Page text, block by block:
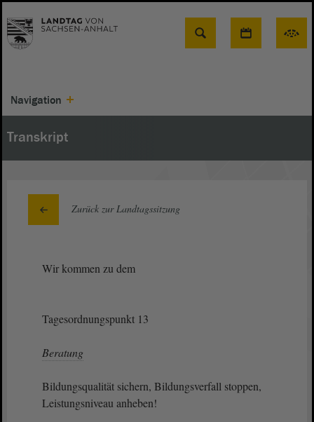
Suche
Navigation
Transkript
Zurück zur Landtagssitzung
Wir kommen zu dem
Tagesordnungspunkt 13
Beratung
Bildungsqualität sichern, Bildungsverfall stoppen,
Leistungsniveau anheben!